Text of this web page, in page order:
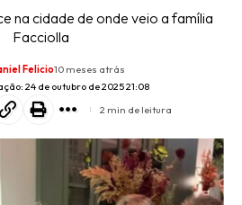
na cidade de onde veio a família
Facciolla
24 de outubro de 2025 21:08
Felicio10 meses atrás
2 min de leitura